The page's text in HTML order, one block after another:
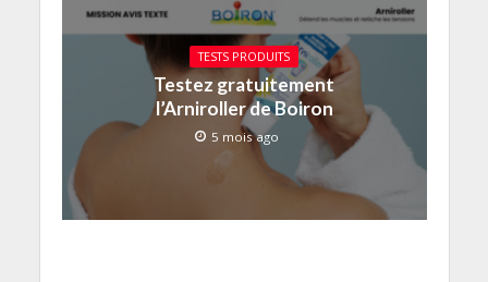
TESTS PRODUITS
Testez gratuitement
l’Arniroller de Boiron
5 mois ago